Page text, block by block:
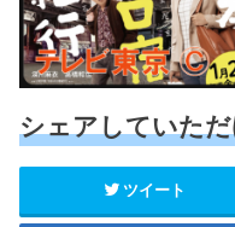
シェアしていた
ツイート